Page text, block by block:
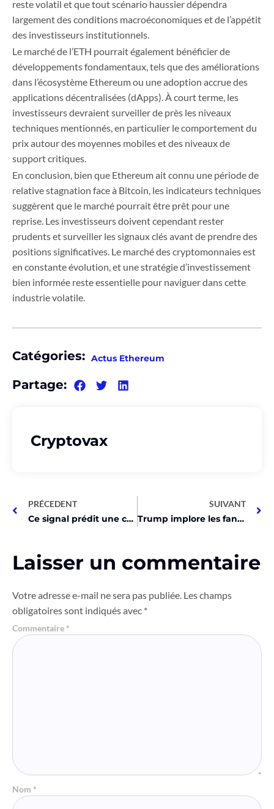
reste volatil et que tout scénario haussier dépendra
largement des conditions macroéconomiques et de l’appétit
des investisseurs institutionnels.
Le marché de l’ETH pourrait également bénéficier de
développements fondamentaux, tels que des améliorations
dans l’écosystème Ethereum ou une adoption accrue des
applications décentralisées (dApps). À court terme, les
investisseurs devraient surveiller de près les niveaux
techniques mentionnés, en particulier le comportement du
prix autour des moyennes mobiles et des niveaux de
support critiques.
En conclusion, bien que Ethereum ait connu une période de
relative stagnation face à Bitcoin, les indicateurs techniques
suggèrent que le marché pourrait être prêt pour une
reprise. Les investisseurs doivent cependant rester
prudents et surveiller les signaux clés avant de prendre des
positions significatives. Le marché des cryptomonnaies est
en constante évolution, et une stratégie d’investissement
bien informée reste essentielle pour naviguer dans cette
industrie volatile.
Catégories: Actus Ethereum
Partage:
Cryptovax
PRÉCEDENT
Ce signal prédit une chute d’Ethereum avant une explosion historique !
SUIVANT
Trump implore les fans de cryptos : son ultime coup de poker !
Laisser un commentaire
Votre adresse e-mail ne sera pas publiée. Les champs
obligatoires sont indiqués avec *
Commentaire *
Nom *